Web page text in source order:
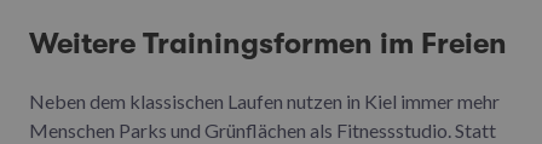
Weitere Trainingsformen im Freien
Neben dem klassischen Laufen nutzen in Kiel immer mehr
Menschen Parks und Grünflächen als Fitnessstudio. Statt